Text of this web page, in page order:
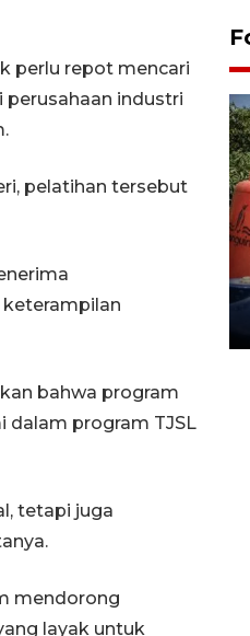
perlu repot mencari
industri
pelatihan tersebut
bahwa program
dalam program TJSL
tetapi juga
mendorong
layak untuk
Karanganyar